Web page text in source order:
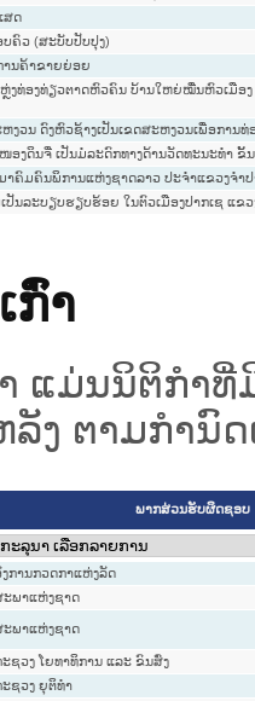
ສດ
ຄົວ (ສະບັບປັບປຸງ)
ານຄ້າຂາຍຍ່ອຍ
ງທ່ອງທ່ຽວຕາດຫົວຄົນ ບ້ານໃຫຍ່ໝື່ນຫົວເມືອງ
ວນ ດົງຫົວຊ້າງເປັນເຂດສະຫງວນເພື່ອການທ່
ງດິນຈີ່ ເປັນມໍລະດົກທາງດ້ານວັດທະນະທຳ ຂັ້
າຄົມຄົນພິການແຫ່ງຊາດລາວ ປະຈຳແຂວງຈຳ
ນລະບຽບຮຽບຮ້ອຍ ໃນຕົວເມືອງປາກເຊ ແຂ
ກົ່າ
ແມ່ນນິຕິກໍາ
ຕາມກໍານົດ
ພາກສ່ວນຮັບຜິດຊອບ
ງການກວດກາແຫ່ງລັດ
ະພາແຫ່ງຊາດ
ະພາແຫ່ງຊາດ
ະຊວງ ໂຍທາທິການ ແລະ ຂົນສົ່ງ
ະຊວງ ຍຸຕິທໍາ